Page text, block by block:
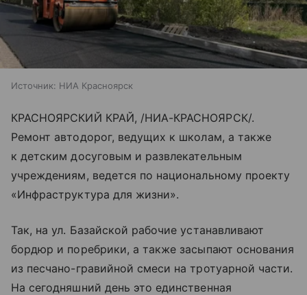
Источник: НИА Красноярск
КРАСНОЯРСКИЙ КРАЙ, /НИА-КРАСНОЯРСК/.
Ремонт автодорог, ведущих к школам, а также
к детским досуговым и развлекательным
учреждениям, ведется по национальному проекту
«Инфраструктура для жизни».
Так, на ул. Базайской рабочие устанавливают
бордюр и поребрики, а также засыпают основания
из песчано-гравийной смеси на тротуарной части.
На сегодняшний день это единственная